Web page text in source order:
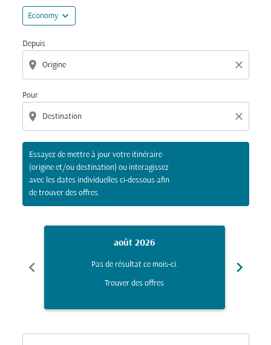
Economy expand_more
Depuis
location_on close
Pour
location_on close
Essayez de mettre à jour votre itinéraire
(origine et/ou destination) ou interagissez
avec les dates individuelles ci-dessous afin
de trouver des offres.
chevron_left
août 2026
Pas de résultat ce mois-ci.
Trouver des offres
chevron_right